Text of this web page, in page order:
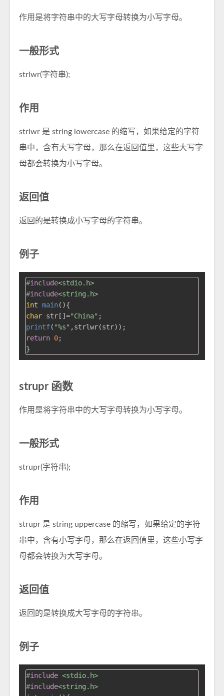
作用是将字符串中的大写字母转换为小写字母。
一般形式
strlwr(字符串);
作用
strlwr 是 string lowercase 的缩写，如果给定的字符
串中，含有大写字母，那么在返回值里，这些大写字
母都会转换为小写字母。
返回值
返回的是转换成小写字母的字符串。
例子
#include<stdio.h>
#include<string.h>
int main()
char str[]="China"
printf( "%s"
return 0;
strupr 函数
作用是将字符串中的大写字母转换为小写字母。
一般形式
strupr(字符串);
作用
strupr 是 string uppercase 的缩写，如果给定的字符
串中，含有小写字母，那么在返回值里，这些小写字
母都会转换为大写字母。
返回值
返回的是转换成大写字母的字符串。
例子
#include <stdio.h>
#include<string.h>